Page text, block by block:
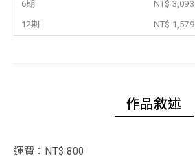
6期
NT$ 3,093
12期
NT$ 1,579
作品敘述
運費：NT$ 800